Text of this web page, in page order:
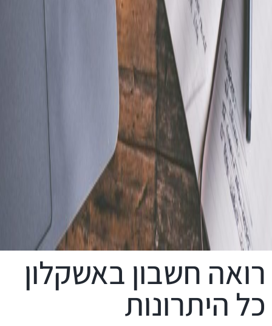
רואה חשבון באשקלון
כל היתרונות